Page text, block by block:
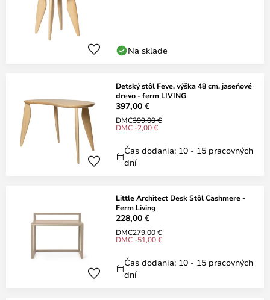
Na sklade
Detský stôl Feve, výška 48 cm, jaseňové
drevo - ferm LIVING
397,00 €
DMC399,00 €
DMC -2,00 €
Čas dodania: 10 - 15 pracovných
dní
Little Architect Desk Stôl Cashmere -
Ferm Living
228,00 €
DMC279,00 €
DMC -51,00 €
Čas dodania: 10 - 15 pracovných
dní